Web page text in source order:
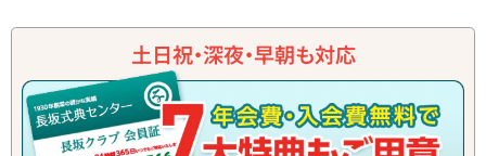
土日祝・深夜・早朝も対応